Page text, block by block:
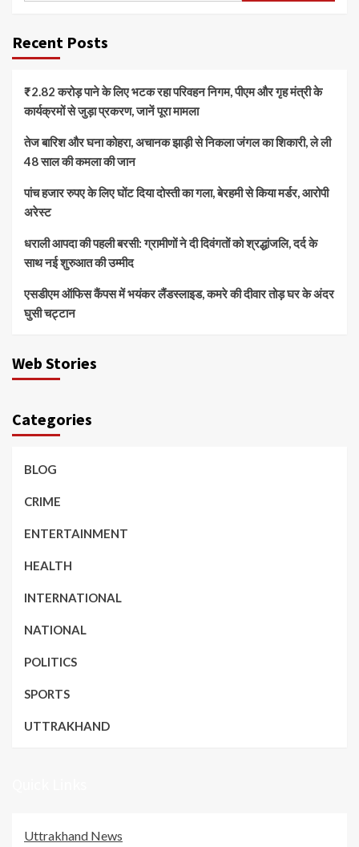
Recent Posts
₹2.82 करोड़ पाने के लिए भटक रहा परिवहन निगम, पीएम और गृह मंत्री के
कार्यक्रमों से जुड़ा प्रकरण, जानें पूरा मामला
तेज बारिश और घना कोहरा, अचानक झाड़ी से निकला जंगल का शिकारी, ले ली
48 साल की कमला की जान
पांच हजार रुपए के लिए घोंट दिया दोस्ती का गला, बेरहमी से किया मर्डर, आरोपी
अरेस्ट
धराली आपदा की पहली बरसी: ग्रामीणों ने दी दिवंगतों को श्रद्धांजलि, दर्द के
साथ नई शुरुआत की उम्मीद
एसडीएम ऑफिस कैंपस में भयंकर लैंडस्लाइड, कमरे की दीवार तोड़ घर के अंदर
घुसी चट्टान
Web Stories
Categories
BLOG
CRIME
ENTERTAINMENT
HEALTH
INTERNATIONAL
NATIONAL
POLITICS
SPORTS
UTTRAKHAND
Uttrakhand News